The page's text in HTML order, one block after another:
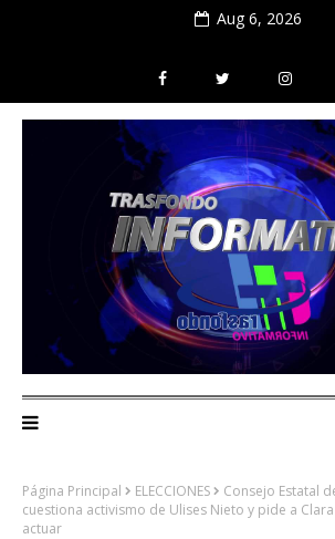
Aug 6, 2026
Página Principal ELECCIONES
Consejo Estatal
cuestiona activismo de Ulises Nieto y pide a
actuar